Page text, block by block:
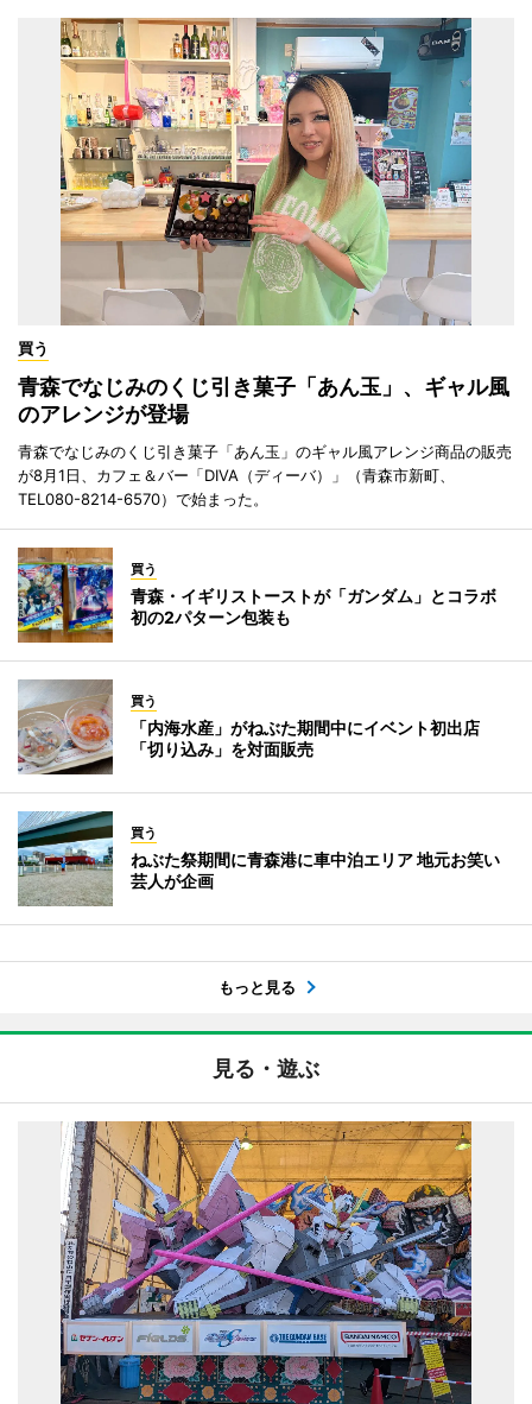
買う
青森でなじみのくじ引き菓子「あん玉」、ギャル風
のアレンジが登場
青森でなじみのくじ引き菓子「あん玉」のギャル風アレンジ商品の販売
が8月1日、カフェ＆バー「DIVA（ディーバ）」（青森市新町、
TEL080-8214-6570）で始まった。
買う
青森・イギリストーストが「ガンダム」とコラボ
初の2パターン包装も
買う
「内海水産」がねぶた期間中にイベント初出店
「切り込み」を対面販売
買う
ねぶた祭期間に青森港に車中泊エリア 地元お笑い
芸人が企画
もっと見る
見る・遊ぶ